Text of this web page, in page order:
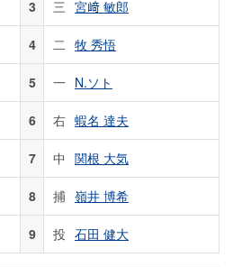
3 三 宮﨑 敏郎
4 二 牧 秀悟
5 一 N.ソト
6 右 蝦名 達夫
7 中 関根 大気
8 捕 嶺井 博希
9 投 石田 健大